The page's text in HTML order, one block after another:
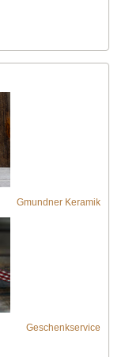
Gmundner Keramik
Geschenkservice